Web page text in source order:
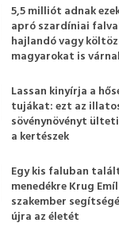
5,5 milliót adnak
apró szardíniai
hajlandó vagy
magyarokat is
Lassan kinyírja a
tujákat: ezt az
sövénynövényt
a kertészek
Egy kis faluban
menedékre Krug
szakember
újra az életét